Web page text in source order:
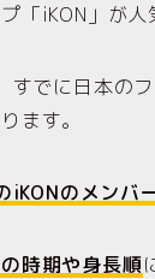
「iKON」が人
でに日本の
ます。
のメンバ
時期や身長順